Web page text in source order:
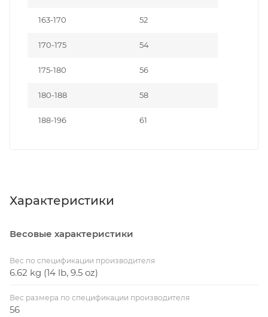
163-170 52
170-175 54
175-180 56
180-188 58
188-196 61
Характеристики
Весовые характеристики
Вес по спецификации производителя
6.62 kg (14 lb, 9.5 oz)
Вес размера по спецификации производителя
56